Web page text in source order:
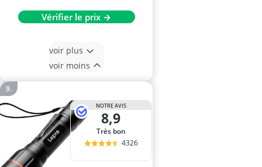
Vérifier le prix →
voir plus
voir moins
NOTRE AVIS
8,9
Très bon
4326